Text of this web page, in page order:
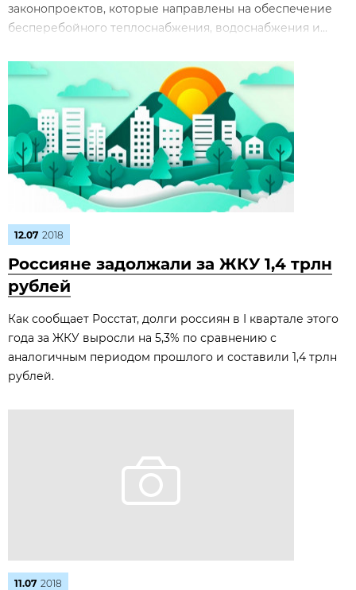
законопроектов, которые направлены на обеспечение
бесперебойного теплоснабжения, водоснабжения и...
12.07 2018
Россияне задолжали за ЖКУ 1,4 трлн
рублей
Как сообщает Росстат, долги россиян в I квартале этого
года за ЖКУ выросли на 5,3% по сравнению с
аналогичным периодом прошлого и составили 1,4 трлн
рублей.
11.07 2018